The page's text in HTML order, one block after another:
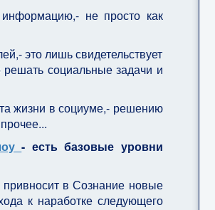
не просто как
это лишь свидетельствует
социальные задачи и
жизни в социуме,- решению
- есть базовые уровни
в Сознание новые
к наработке следующего